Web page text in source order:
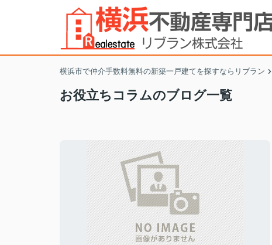
横浜市で仲介手数料無料の新築一戸建てを探すならリブラン
お役立ちコラムのブログ一覧